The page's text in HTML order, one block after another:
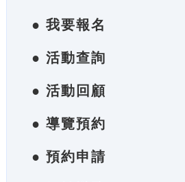
● 我要報名
● 活動查詢
● 活動回顧
● 導覽預約
● 預約申請